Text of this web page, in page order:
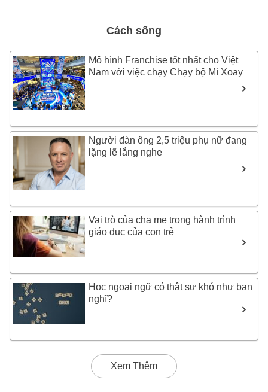
Cách sống
Mô hình Franchise tốt nhất cho Việt
Nam với việc chạy Chạy bộ Mì Xoay
Người đàn ông 2,5 triệu phụ nữ đang
lặng lẽ lắng nghe
Vai trò của cha mẹ trong hành trình
giáo dục của con trẻ
Học ngoại ngữ có thật sự khó như bạn
nghĩ?
Xem Thêm